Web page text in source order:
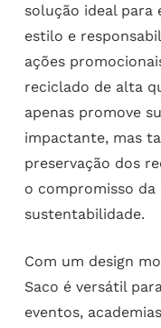
solução ideal para
estilo e
ações
reciclado de alta
apenas promove
impactante, mas
preservação dos
o compromisso da
sustentabilidade.
Com um design
Saco é versátil
eventos,